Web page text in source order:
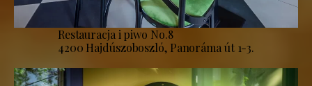
Restauracja i piwo No.8
4200 Hajdúszoboszló, Panoráma út 1-3.